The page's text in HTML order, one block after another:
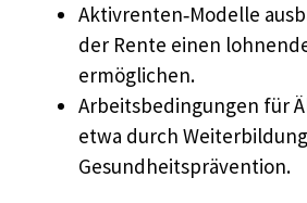
Aktivrenten‑Modelle
der Rente einen
ermöglichen.
Arbeitsbedingungen für
etwa durch
Gesundheitsprävention.